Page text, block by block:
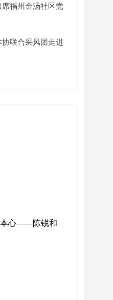
福州金汤社区党
联合采风团走进
本心——陈锐和